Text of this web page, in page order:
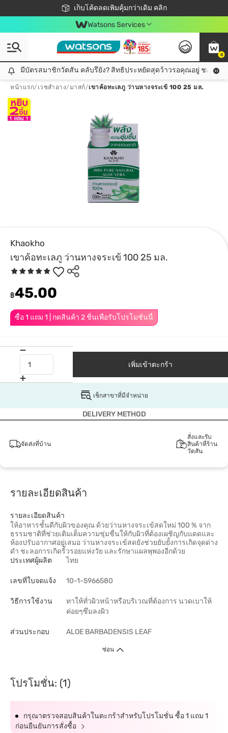
เก็บโค้ดลดเพิ่มคุ้มกว่าเดิม คลิก
ชอปออนไลน์ครั้งแรก ลดเพิ่มจุก ๆ 10%! 🎉
📦ส่งฟรี! เมื่อชอป 499฿
สมาชิกวัตสัน คลับดียังไง?
Watsons Services
0
มีบัตรสมาชิกวัตสัน คลับรึยัง? สิทธิประหยัดสุดว้าวรอคุณอยู่ ชอปคุ้มกว่าเดิม คลิก!
มีบัตรสมาชิกวัตสัน คลับรึยัง? สิทธิประหยัดสุดว้าวรอคุณอยู่ ชอปคุ้มก
หน้าแรก/ เวชสำอาง/มาสก์/เขาค้อทะเลภู ว่านหางจระเข้ 100 25 มล.
Khaokho
เขาค้อทะเลภู ว่านหางจระเข้ 100 25 มล.
ซื้อ 1 แถม 1 | กดสินค้า 2 ชิ้นเพื่อรับโปรโมชั่นนี้
฿45.00
เพิ่มเข้าตะกร้า
เช็กสาขาที่มีจำหน่าย
DELIVERY METHOD
จัดส่งที่บ้าน
สั่งและรับ
สินค้าที่ร้าน
วัตสัน
รายละเอียดสินค้า
รายละเอียดสินค้า
ให้อาหารชั้นดีกับผิวของคุณ ด้วยว่านหางจระเข้สดใหม่ 100 % จาก
ธรรมชาติที่ช่วยเติมเต็มความชุ่มชื่นให้กับผิวที่ต้องเผชิญกับแดดและ
ห้องปรับอากาศอยู่เสมอ ว่านหางจระเข้สดยังช่วยยับยั้งการเกิดจุดด่าง
ดำ ชะลอการเกิดริ้วรอยแห่งวัย และรักษาแผลพุพองอีกด้วย
ประเทศผู้ผลิต
ไทย
เลขที่ใบจดแจ้ง 10-1-5966580
วิธีการใช้งาน
ทาให้ทั่วผิวหน้าหรือบริเวณที่ต้องการ นวดเบาให้
ค่อยๆซึมลงผิว
ส่วนประกอบ ALOE BARBADENSIS LEAF
ซ่อน
โปรโมชั่น: (1)
กรุณาตรวจสอบสินค้าในตะกร้าสำหรับโปรโมชั่น ซื้อ 1 แถม 1
ก่อนยืนยันการสั่งซื้อ